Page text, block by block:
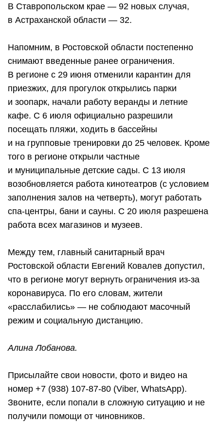
В Ставропольском крае — 92 новых случая,
в Астраханской области — 32.
Напомним, в Ростовской области постепенно
снимают введенные ранее ограничения.
В регионе с 29 июня отменили карантин для
приезжих, для прогулок открылись парки
и зоопарк, начали работу веранды и летние
кафе. С 6 июля официально разрешили
посещать пляжи, ходить в бассейны
и на групповые тренировки до 25 человек. Кроме
того в регионе открыли частные
и муниципальные детские сады. С 13 июля
возобновляется работа кинотеатров (с условием
заполнения залов на четверть), могут работать
спа-центры, бани и сауны. С 20 июля разрешена
работа всех магазинов и музеев.
Между тем, главный санитарный врач
Ростовской области Евгений Ковалев допустил,
что в регионе могут вернуть ограничения из-за
коронавируса. По его словам, жители
«расслабились» — не соблюдают масочный
режим и социальную дистанцию.
Алина Лобанова.
Присылайте свои новости, фото и видео на
номер +7 (938) 107-87-80 (Viber, WhatsApp).
Звоните, если попали в сложную ситуацию и не
получили помощи от чиновников.